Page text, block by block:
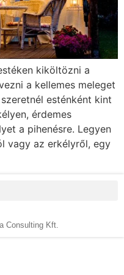
kiköltözni a
a kellemes meleget
esténként kint
érdemes
a pihenésre. Legyen
vagy az erkélyről, egy
Consulting Kft.